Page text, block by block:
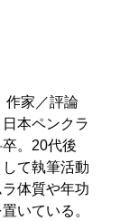
作家／評論
本ペンクラ
。20代後
て執筆活動
体質や年功
いている。